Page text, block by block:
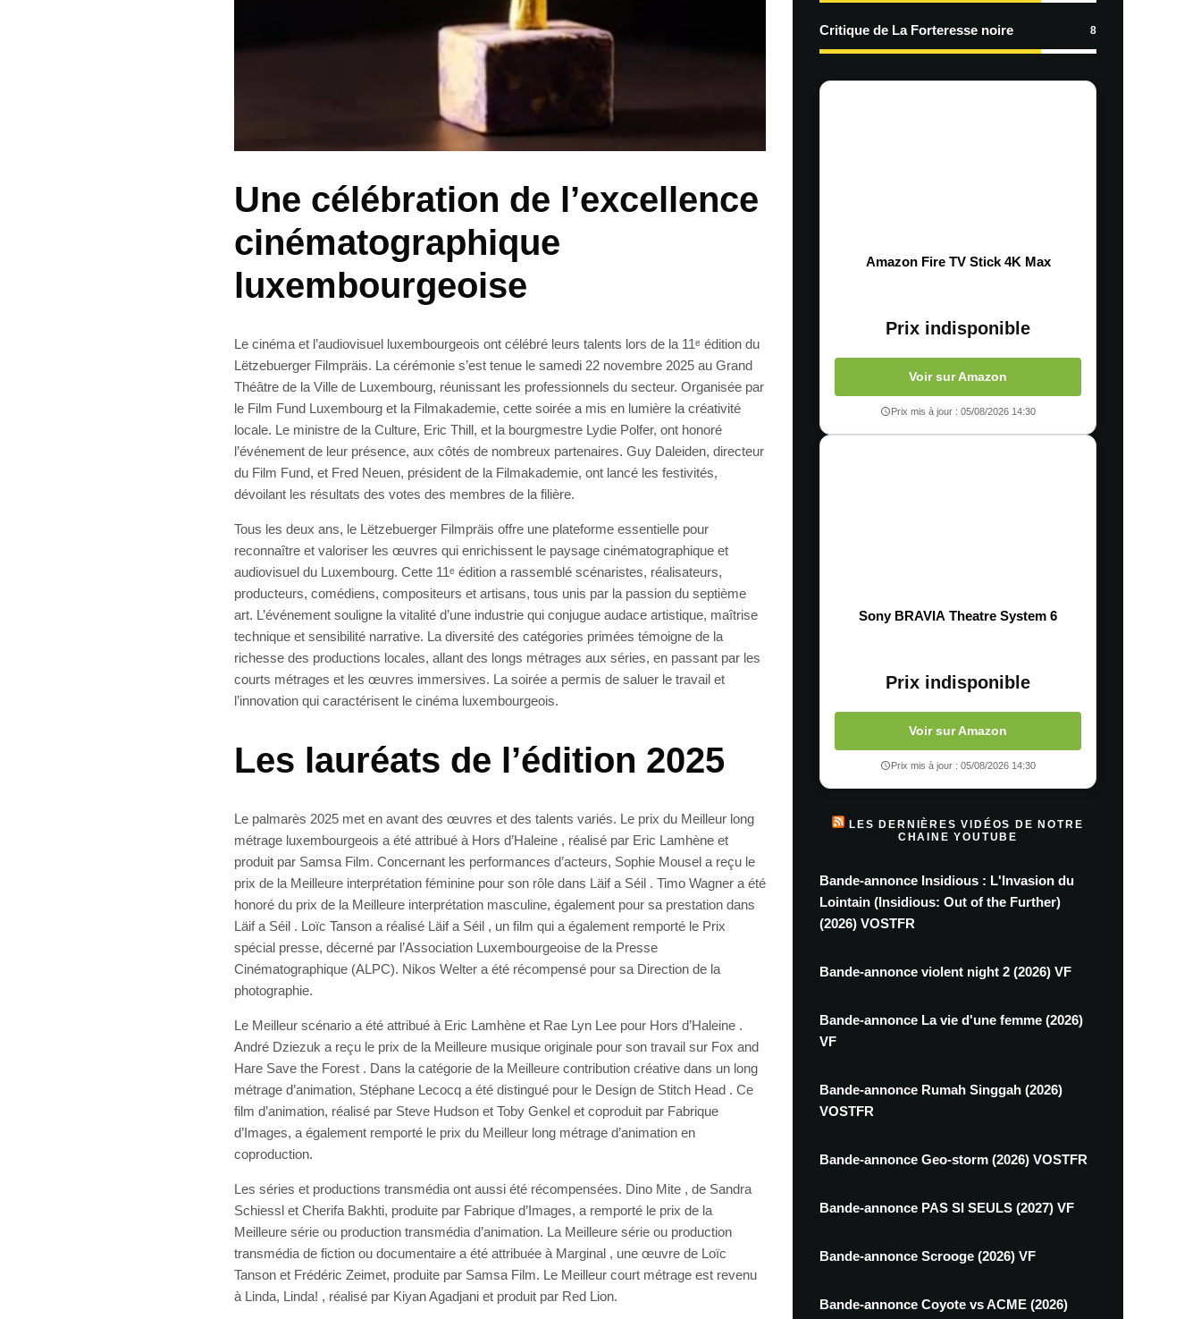
Une célébration de l’excellence
cinématographique
luxembourgeoise
Le cinéma et l’audiovisuel luxembourgeois ont célébré leurs talents lors de la 11ᵉ édition du
Lëtzebuerger Filmpräis. La cérémonie s’est tenue le samedi 22 novembre 2025 au Grand
Théâtre de la Ville de Luxembourg, réunissant les professionnels du secteur. Organisée par
le Film Fund Luxembourg et la Filmakademie, cette soirée a mis en lumière la créativité
locale. Le ministre de la Culture, Eric Thill, et la bourgmestre Lydie Polfer, ont honoré
l’événement de leur présence, aux côtés de nombreux partenaires. Guy Daleiden, directeur
du Film Fund, et Fred Neuen, président de la Filmakademie, ont lancé les festivités,
dévoilant les résultats des votes des membres de la filière.
Tous les deux ans, le Lëtzebuerger Filmpräis offre une plateforme essentielle pour
reconnaître et valoriser les œuvres qui enrichissent le paysage cinématographique et
audiovisuel du Luxembourg. Cette 11ᵉ édition a rassemblé scénaristes, réalisateurs,
producteurs, comédiens, compositeurs et artisans, tous unis par la passion du septième
art. L’événement souligne la vitalité d’une industrie qui conjugue audace artistique, maîtrise
technique et sensibilité narrative. La diversité des catégories primées témoigne de la
richesse des productions locales, allant des longs métrages aux séries, en passant par les
courts métrages et les œuvres immersives. La soirée a permis de saluer le travail et
l’innovation qui caractérisent le cinéma luxembourgeois.
Les lauréats de l’édition 2025
Le palmarès 2025 met en avant des œuvres et des talents variés. Le prix du Meilleur long
métrage luxembourgeois a été attribué à Hors d’Haleine , réalisé par Eric Lamhène et
produit par Samsa Film. Concernant les performances d’acteurs, Sophie Mousel a reçu le
prix de la Meilleure interprétation féminine pour son rôle dans Läif a Séil . Timo Wagner a été
honoré du prix de la Meilleure interprétation masculine, également pour sa prestation dans
Läif a Séil . Loïc Tanson a réalisé Läif a Séil , un film qui a également remporté le Prix
spécial presse, décerné par l’Association Luxembourgeoise de la Presse
Cinématographique (ALPC). Nikos Welter a été récompensé pour sa Direction de la
photographie.
Le Meilleur scénario a été attribué à Eric Lamhène et Rae Lyn Lee pour Hors d’Haleine .
André Dziezuk a reçu le prix de la Meilleure musique originale pour son travail sur Fox and
Hare Save the Forest . Dans la catégorie de la Meilleure contribution créative dans un long
métrage d’animation, Stéphane Lecocq a été distingué pour le Design de Stitch Head . Ce
film d’animation, réalisé par Steve Hudson et Toby Genkel et coproduit par Fabrique
d’Images, a également remporté le prix du Meilleur long métrage d’animation en
coproduction.
Les séries et productions transmédia ont aussi été récompensées. Dino Mite , de Sandra
Schiessl et Cherifa Bakhti, produite par Fabrique d’Images, a remporté le prix de la
Meilleure série ou production transmédia d’animation. La Meilleure série ou production
transmédia de fiction ou documentaire a été attribuée à Marginal , une œuvre de Loïc
Tanson et Frédéric Zeimet, produite par Samsa Film. Le Meilleur court métrage est revenu
à Linda, Linda! , réalisé par Kiyan Agadjani et produit par Red Lion.
Critique de La Forteresse noire 8
Amazon Fire TV Stick 4K Max
Prix indisponible
Voir sur Amazon
Prix mis à jour : 05/08/2026 14:30
Sony BRAVIA Theatre System 6
Prix indisponible
Voir sur Amazon
Prix mis à jour : 05/08/2026 14:30
LES DERNIÈRES VIDÉOS DE NOTRE
CHAINE YOUTUBE
Bande-annonce Insidious : L'Invasion du
Lointain (Insidious: Out of the Further)
(2026) VOSTFR
Bande-annonce violent night 2 (2026) VF
Bande-annonce La vie d'une femme (2026)
VF
Bande-annonce Rumah Singgah (2026)
VOSTFR
Bande-annonce Geo-storm (2026) VOSTFR
Bande-annonce PAS SI SEULS (2027) VF
Bande-annonce Scrooge (2026) VF
Bande-annonce Coyote vs ACME (2026)